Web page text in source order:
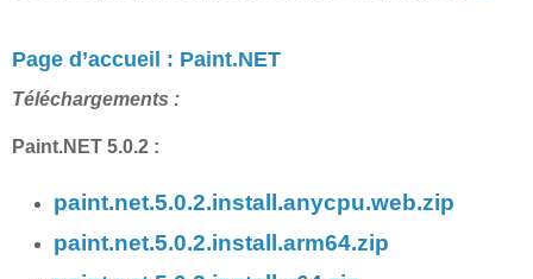
Page d’accueil : Paint.NET
Téléchargements :
Paint.NET 5.0.2 :
paint.net.5.0.2.install.anycpu.web.zip
paint.net.5.0.2.install.arm64.zip